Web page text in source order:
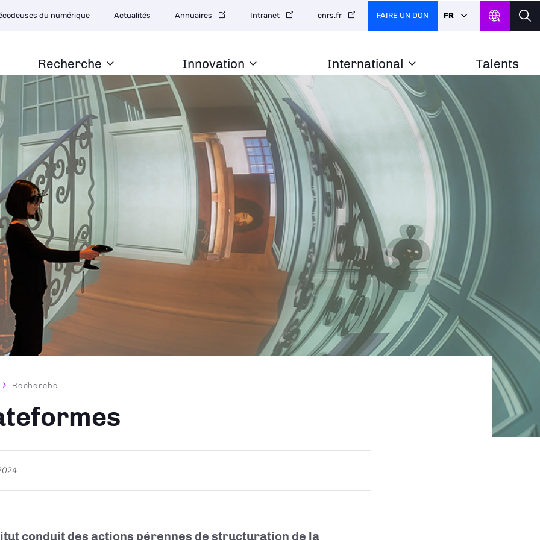
Recherche Innovation International Talents
du numérique Actualités Annuaires Intranet cnrs.fr FAIRE UN DON FR
Recherche
conduit des actions pérennes de structuration de la